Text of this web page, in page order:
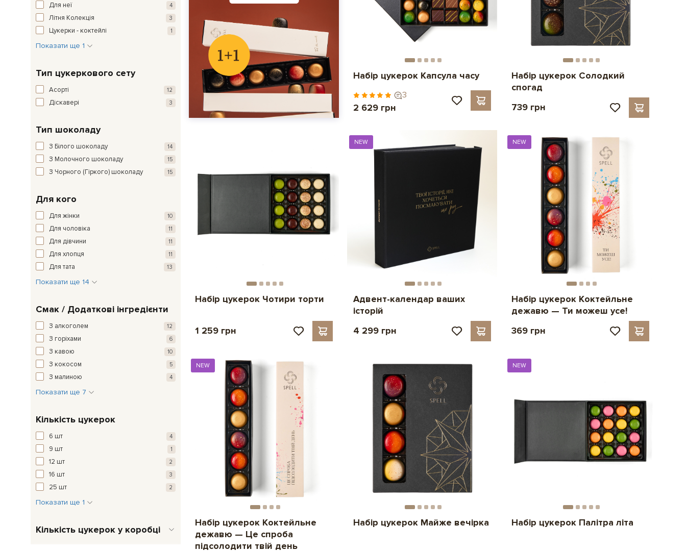
Для неї 4
Літня Колекція 3
Цукерки - коктейлі 1
Показати ще 1
Тип цукеркового сету
Асорті 12
Діскавері 3
Тип шоколаду
З Білого шоколаду 14
З Молочного шоколаду 15
З Чорного (Гіркого) шоколаду 15
Для кого
Для жінки 10
Для чоловіка 11
Для дівчини 11
Для хлопця 11
Для тата 13
Показати ще 14
Смак / Додаткові інгредієнти
З алкоголем 12
З горіхами 6
З кавою 10
З кокосом 5
З малиною 4
Показати ще 7
Кількість цукерок
6 шт 4
9 шт 1
12 шт 2
16 шт 3
25 шт 2
Показати ще 1
Кількість цукерок у коробці
Набір цукерок Капсула часу
3
2 629 грн
Набір цукерок Солодкий
спогад
739 грн
Набір цукерок Чотири торти
1 259 грн
NEW
Адвент-календар ваших
історій
4 299 грн
NEW
Набір цукерок Коктейльне
дежавю — Ти можеш усе!
369 грн
NEW
Набір цукерок Коктейльне
дежавю — Це спроба
підсолодити твій день
Набір цукерок Майже вечірка
NEW
Набір цукерок Палітра літа